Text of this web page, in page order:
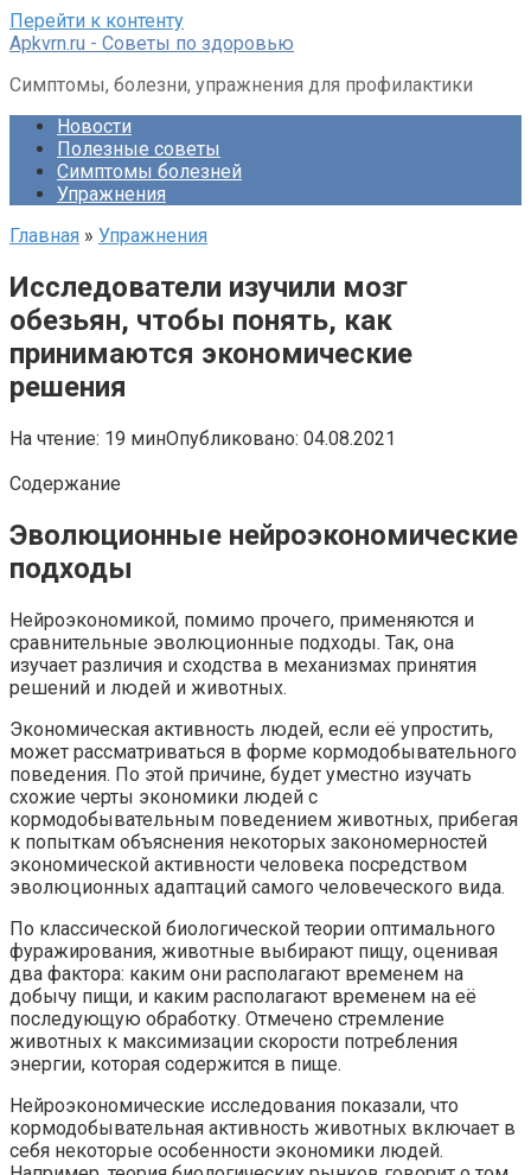
Перейти к контенту
Apkvrn.ru - Советы по здоровью
Симптомы, болезни, упражнения для профилактики
Новости
Полезные советы
Симптомы болезней
Упражнения
Главная » Упражнения
Исследователи изучили мозг
обезьян, чтобы понять, как
принимаются экономические
решения
На чтение: 19 минОпубликовано: 04.08.2021
Содержание
Эволюционные нейроэкономические
подходы
Нейроэкономикой, помимо прочего, применяются и
сравнительные эволюционные подходы. Так, она
изучает различия и сходства в механизмах принятия
решений и людей и животных.
Экономическая активность людей, если её упростить,
может рассматриваться в форме кормодобывательного
поведения. По этой причине, будет уместно изучать
схожие черты экономики людей с
кормодобывательным поведением животных, прибегая
к попыткам объяснения некоторых закономерностей
экономической активности человека посредством
эволюционных адаптаций самого человеческого вида.
По классической биологической теории оптимального
фуражирования, животные выбирают пищу, оценивая
два фактора: каким они располагают временем на
добычу пищи, и каким располагают временем на её
последующую обработку. Отмечено стремление
животных к максимизации скорости потребления
энергии, которая содержится в пище.
Нейроэкономические исследования показали, что
кормодобывательная активность животных включает в
себя некоторые особенности экономики людей.